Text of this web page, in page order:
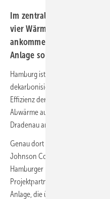
Im zentralen Hamburger
vier Wärmepumpen
ankommende Abwasser als
Anlage soll 2025 fertig sein.
Hamburg ist gerade dabei, sein
dekarbonisieren. Ein Ansatz sind
Effizienz der Anlagen zu
Abwärme aus dem Abwasser,
Dradenau ankommt.
Genau dort wird der
Johnson Controls im Auftrag von
Hamburger Energiewerke vier
Projektpartner haben den
Anlage, die überschüssigen